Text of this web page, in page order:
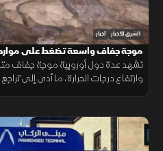
الشرق للأخبار أخبار
موجة جفاف واسعة تضغط على موارد
تشهد عدة دول أوروبية موجة جفاف
وارتفاع درجات الحرارة، ما أدى إلى